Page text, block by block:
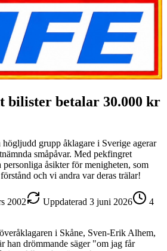
bilister betalar 30.000 kr
grupp åklagare i Sverige agerar
småpåvar. Med pekfingret
personliga åsikter för menigheten, som
och vi andra var deras trälar!
2002 Uppdaterad 3 juni 2026
4
i Skåne, Sven-Erik Alhem,
han drömmande säger "om jag får